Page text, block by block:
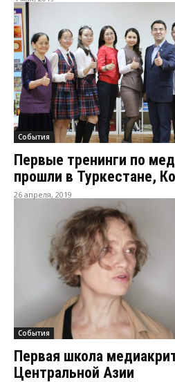
События
Первые тренинги по
прошли в Туркестане,
26 апреля, 2019
События
Первая школа
Центральной Азии